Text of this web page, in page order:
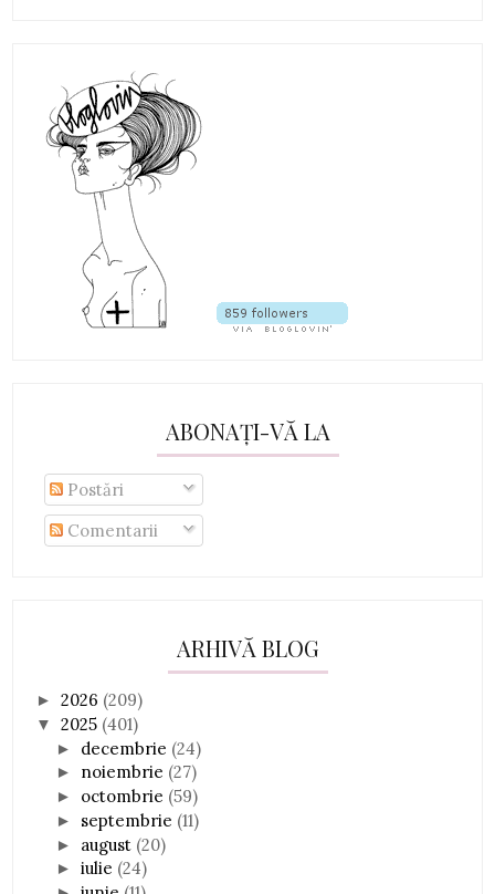
ABONAȚI-VĂ LA
Postări
Comentarii
ARHIVĂ BLOG
►2026 (209)
▼2025 (401)
► decembrie (24)
► noiembrie (27)
► octombrie (59)
► septembrie (11)
► august (20)
►iulie (24)